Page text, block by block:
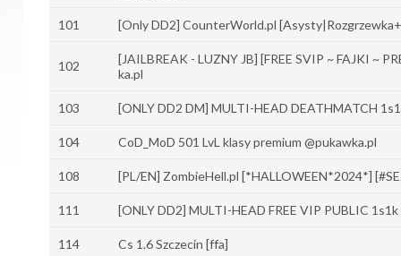
101 [Only DD2] CounterWorld.pl
102
[JAILBREAK - LUZNY JB] [FREE SVIP ~ FAJKI ~
ka.pl
103 [ONLY DD2 DM] MULTI-HEAD DEATHMATCH
104 CoD_MoD 501 LvL klasy premium @pukawka.pl
108 [PL/EN] ZombieHell.pl [*HALLOWEEN*2024*]
111 [ONLY DD2] MULTI-HEAD FREE VIP PUBLIC 1s1k
114 Cs 1.6 Szczecin [ffa]